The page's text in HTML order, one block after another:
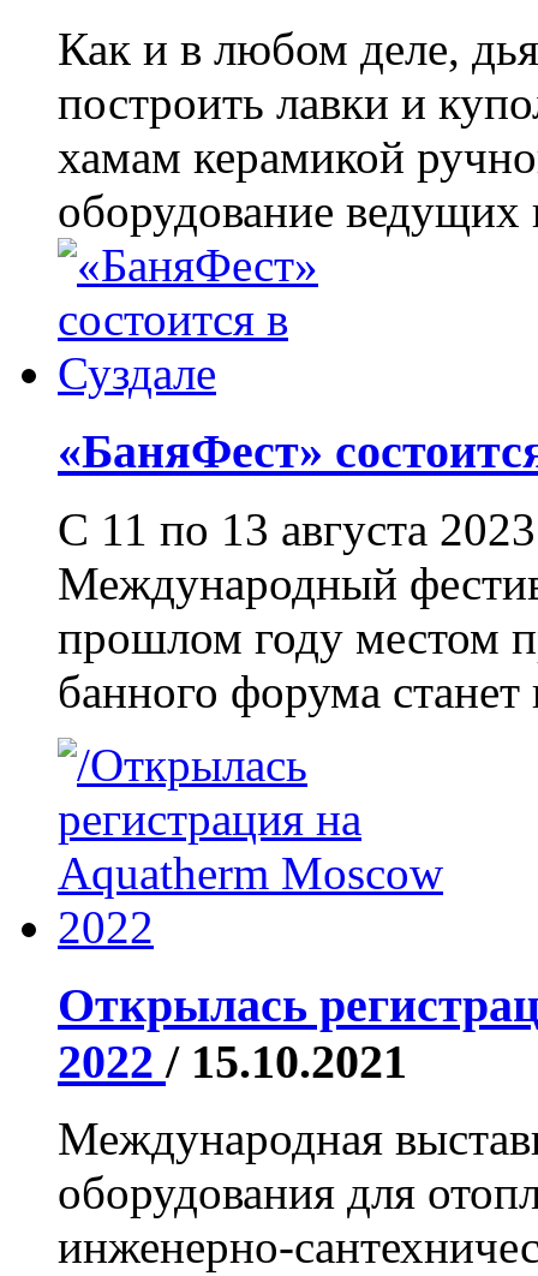
Как и в любом деле,
построить лавки и
хамам керамикой
оборудование ведущих
«БаняФест»
С 11 по 13 августа
Международный
прошлом году местом
банного форума
Открылась
2022 / 15.10.2021
Международная
оборудования для
инженерно-